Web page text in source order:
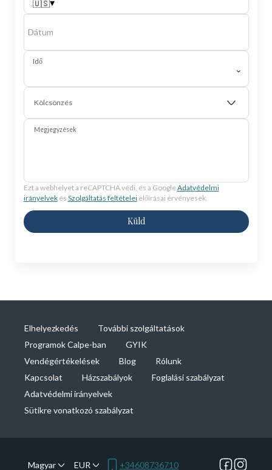
🇺🇸▾
Dátum
Idő
⌄
Kölcsönzés
Megjegyzések
Ezt a webhelyet a reCAPTCHA védi, és a GoogleAdatvédelmi
irányelvekés Szolgáltatás feltételeielőírásai érvényesek.
Küld
Elhelyezkedés
További szolgáltatások
Programok Calpe-ban
GYIK
Vendégértékelések
Blog
Rólunk
Kapcsolat
Házszabályok
Foglalási szabályzat
Adatvédelmi irányelvek
Sütikre vonatkozó szabályzat
Magyar EUR +34608736710